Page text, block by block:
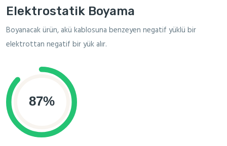
Elektrostatik Boyama
Boyanacak ürün, akü kablosuna benzeyen negatif yüklü bir
elektrottan negatif bir yük alır.